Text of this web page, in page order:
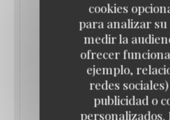
cookies
para analizar su
medir la
ofrecer
ejemplo,
redes
publicidad o
personalizados.
QUE FAIRE À PARIS
22 JUIN) // LE BONBON
17/06/2025